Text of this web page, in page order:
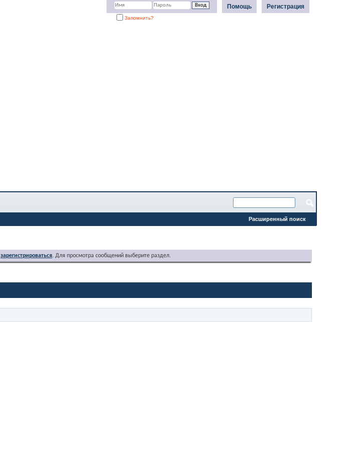
Регистрация
Помощь
Запомнить?
Расширенный поиск
зарегистрироваться. Для просмотра сообщений выберите раздел.